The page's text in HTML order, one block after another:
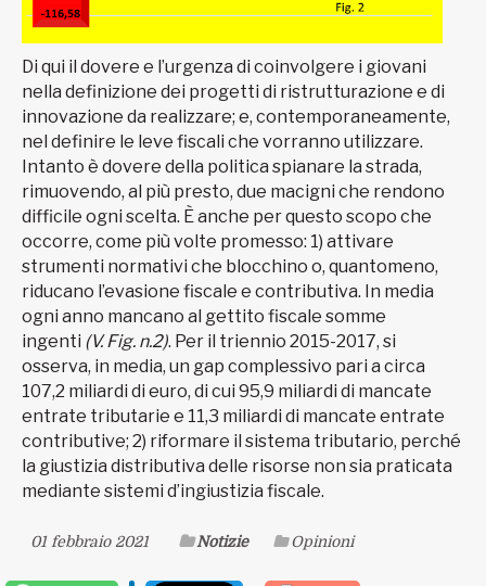
Di qui il dovere e l’urgenza di coinvolgere i giovani
nella definizione dei progetti di ristrutturazione e di
innovazione da realizzare; e, contemporaneamente,
nel definire le leve fiscali che vorranno utilizzare.
Intanto è dovere della politica spianare la strada,
rimuovendo, al più presto, due macigni che rendono
difficile ogni scelta. È anche per questo scopo che
occorre, come più volte promesso: 1) attivare
strumenti normativi che blocchino o, quantomeno,
riducano l’evasione fiscale e contributiva. In media
ogni anno mancano al gettito fiscale somme
ingenti (V. Fig. n.2). Per il triennio 2015-2017, si
osserva, in media, un gap complessivo pari a circa
107,2 miliardi di euro, di cui 95,9 miliardi di mancate
entrate tributarie e 11,3 miliardi di mancate entrate
contributive; 2) riformare il sistema tributario, perché
la giustizia distributiva delle risorse non sia praticata
mediante sistemi d’ingiustizia fiscale.
01 febbraio 2021 Notizie Opinioni